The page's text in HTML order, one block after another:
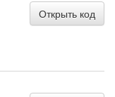
Открыть код